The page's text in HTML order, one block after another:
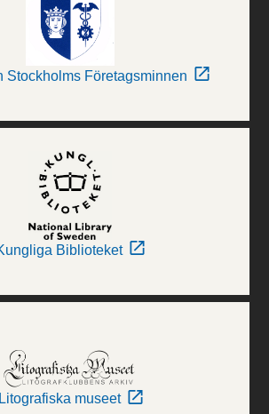
Stockholms Företagsminnen
Biblioteket
Litografiska museet